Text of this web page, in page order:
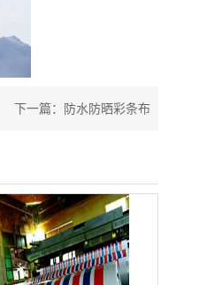
下一篇： 防水防晒彩条布